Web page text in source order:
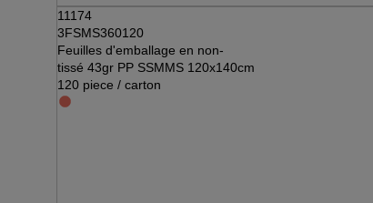
11174
3FSMS360120
Feuilles d'emballage en non-
tissé 43gr PP SSMMS 120x140cm
120 piece / carton